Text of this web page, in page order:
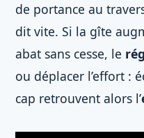
de portance au
dit vite. Si la gîte
abat sans cesse, le
ou déplacer l’effort :
cap retrouvent alors l’